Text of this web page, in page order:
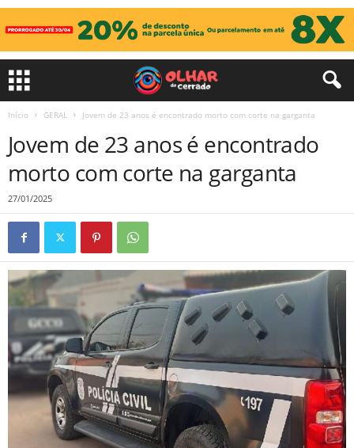
Início GERAL Jovem de 23 anos é encontrado morto com corte na garganta
Jovem de 23 anos é encontrado
morto com corte na garganta
27/01/2025